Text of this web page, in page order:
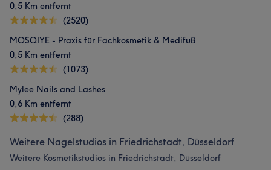
0,5 Km entfernt
(2520)
MOSQIYE - Praxis für Fachkosmetik & Medifuß
0,5 Km entfernt
(1073)
Mylee Nails and Lashes
0,6 Km entfernt
(288)
Weitere Nagelstudios in Friedrichstadt, Düsseldorf
Weitere Kosmetikstudios in Friedrichstadt, Düsseldorf